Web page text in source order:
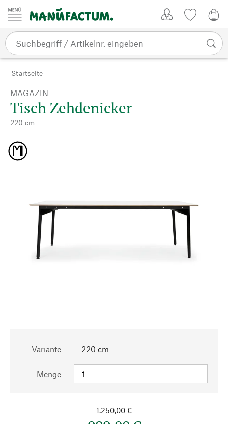
Zum Inhalt springen
Startseite
MAGAZIN
Tisch Zehdenicker
220 cm
Variante 220 cm
Menge
1.250,00 €